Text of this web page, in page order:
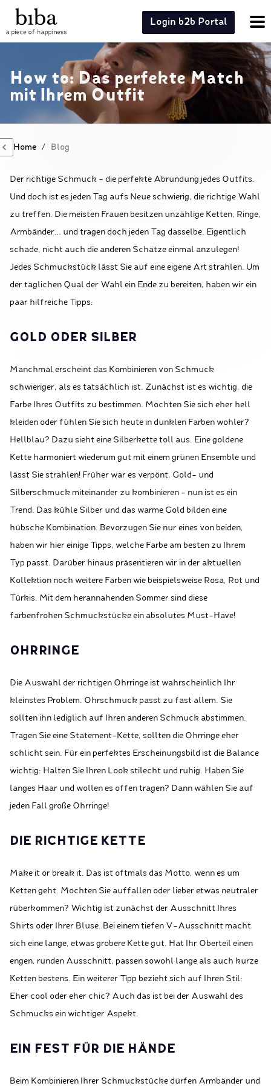
Login b2b Portal
How to: Das perfekte Match
mit Ihrem Outfit
Home / Blog
Der richtige Schmuck - die perfekte Abrundung jedes Outfits.
Und doch ist es jeden Tag aufs Neue schwierig, die richtige Wahl
zu treffen. Die meisten Frauen besitzen unzählige Ketten, Ringe,
Armbänder… und tragen doch jeden Tag dasselbe. Eigentlich
schade, nicht auch die anderen Schätze einmal anzulegen!
Jedes Schmuckstück lässt Sie auf eine eigene Art strahlen. Um
der täglichen Qual der Wahl ein Ende zu bereiten, haben wir ein
paar hilfreiche Tipps:
GOLD ODER SILBER
Manchmal erscheint das Kombinieren von Schmuck
schwieriger, als es tatsächlich ist. Zunächst ist es wichtig, die
Farbe Ihres Outfits zu bestimmen. Möchten Sie sich eher hell
kleiden oder fühlen Sie sich heute in dunklen Farben wohler?
Hellblau? Dazu sieht eine Silberkette toll aus. Eine goldene
Kette harmoniert wiederum gut mit einem grünen Ensemble und
lässt Sie strahlen! Früher war es verpönt, Gold- und
Silberschmuck miteinander zu kombinieren - nun ist es ein
Trend. Das kühle Silber und das warme Gold bilden eine
hübsche Kombination. Bevorzugen Sie nur eines von beiden,
haben wir hier einige Tipps, welche Farbe am besten zu Ihrem
Typ passt. Darüber hinaus präsentieren wir in der aktuellen
Kollektion noch weitere Farben wie beispielsweise Rosa, Rot und
Türkis. Mit dem herannahenden Sommer sind diese
farbenfrohen Schmuckstücke ein absolutes Must-Have!
OHRRINGE
Die Auswahl der richtigen Ohrringe ist wahrscheinlich Ihr
kleinstes Problem. Ohrschmuck passt zu fast allem. Sie
sollten ihn lediglich auf Ihren anderen Schmuck abstimmen.
Tragen Sie eine Statement-Kette, sollten die Ohrringe eher
schlicht sein. Für ein perfektes Erscheinungsbild ist die Balance
wichtig: Halten Sie Ihren Look stilecht und ruhig. Haben Sie
langes Haar und wollen es offen tragen? Dann wählen Sie auf
jeden Fall große Ohrringe!
DIE RICHTIGE KETTE
Make it or break it. Das ist oftmals das Motto, wenn es um
Ketten geht. Möchten Sie auffallen oder lieber etwas neutraler
rüberkommen? Wichtig ist zunächst der Ausschnitt Ihres
Shirts oder Ihrer Bluse. Bei einem tiefen V-Ausschnitt macht
sich eine lange, etwas grobere Kette gut. Hat Ihr Oberteil einen
engen, runden Ausschnitt, passen sowohl lange als auch kurze
Ketten bestens. Ein weiterer Tipp bezieht sich auf Ihren Stil:
Eher cool oder eher chic? Auch das ist bei der Auswahl des
Schmucks ein wichtiger Aspekt.
EIN FEST FÜR DIE HÄNDE
Beim Kombinieren Ihrer Schmuckstücke dürfen Armbänder und